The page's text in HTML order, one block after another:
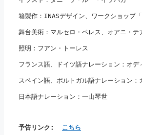
箱製作：INASデザイン、ワークショップ「
舞台美術：マルセロ・ペレス、オアニ・テ
照明：フアン・トーレス
フランス語、ドイツ語ナレーション：オデ
スペイン語、ポルトガル語ナレーション：
日本語ナレーション：一山琴世
予告リンク: こちら